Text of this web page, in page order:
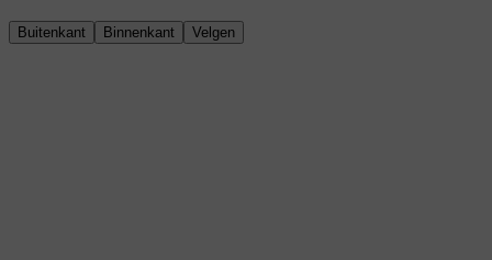
Buitenkant Binnenkant Velgen